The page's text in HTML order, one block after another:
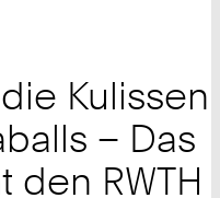
Kulissen
– Das
den RWTH